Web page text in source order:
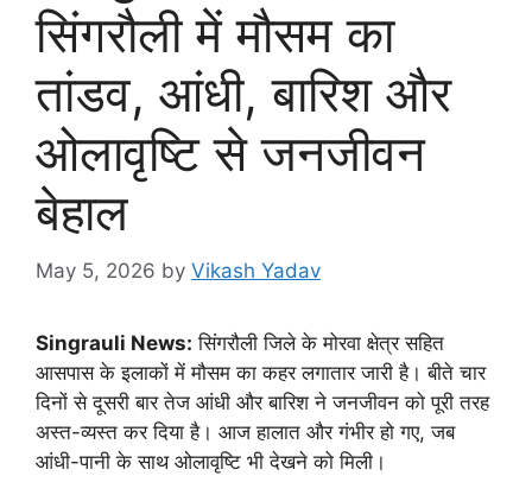
सिंगरौली में मौसम का
तांडव, आंधी, बारिश और
ओलावृष्टि से जनजीवन
बेहाल
May 5, 2026 by Vikash Yadav
Singrauli News: सिंगरौली जिले के मोरवा क्षेत्र सहित
आसपास के इलाकों में मौसम का कहर लगातार जारी है। बीते चार
दिनों से दूसरी बार तेज आंधी और बारिश ने जनजीवन को पूरी तरह
अस्त-व्यस्त कर दिया है। आज हालात और गंभीर हो गए, जब
आंधी-पानी के साथ ओलावृष्टि भी देखने को मिली।